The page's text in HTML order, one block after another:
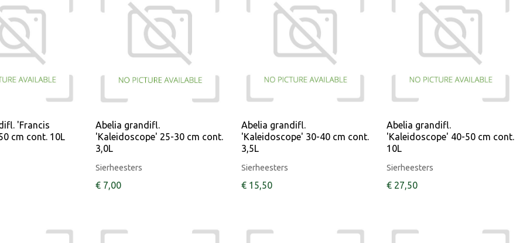
'Francis
cm cont. 10L
Abelia grandifl.
'Kaleidoscope' 25-30 cm cont.
3,0L
Sierheesters
€ 7,00
Abelia grandifl.
'Kaleidoscope' 30-40 cm cont.
3,5L
Sierheesters
€ 15,50
Abelia grandifl.
'Kaleidoscope' 40-50 cm cont.
10L
Sierheesters
€ 27,50